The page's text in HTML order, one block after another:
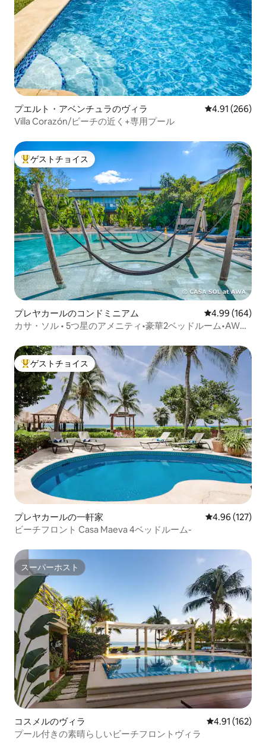
プエルト・アベンチュラのヴィラ レビュー266
4.91 (266)
Villa Corazón/ビーチの近く+専用プール
大好評のゲストチョイスです。
ゲストチョイス
プレヤカールのコンドミニアム レビュー164
4.99 (164)
カサ・ソル • 5つ星のアメニティ•豪華2ベッドルーム•AWA
大好評のゲストチョイスです。
ゲストチョイス
プレヤカールの一軒家 レビュー127
4.96 (127)
ビーチフロント Casa Maeva 4ベッドルーム-
スーパーホスト
スーパーホスト
コスメルのヴィラ レビュー162
4.91 (162)
プール付きの素晴らしいビーチフロントヴィラ